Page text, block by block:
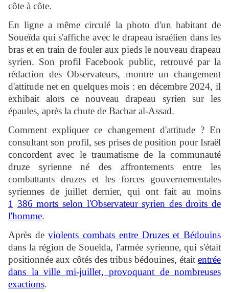
côte à côte.
En ligne a même circulé la photo d'un habitant de
Soueïda qui s'affiche avec le drapeau israélien dans les
bras et en train de fouler aux pieds le nouveau drapeau
syrien. Son profil Facebook public, retrouvé par la
rédaction des Observateurs, montre un changement
d'attitude net en quelques mois : en décembre 2024, il
exhibait alors ce nouveau drapeau syrien sur les
épaules, après la chute de Bachar al-Assad.
Comment expliquer ce changement d'attitude ? En
consultant son profil, ses prises de position pour Israël
concordent avec le traumatisme de la communauté
druze syrienne né des affrontements entre les
combattants druzes et les forces gouvernementales
syriennes de juillet dernier, qui ont fait au moins
1
386 morts selon l'Observateur syrien des droits de
l'homme.
Après deviolents combats entre Druzes et Bédouins
dans la région de Soueïda, l'armée syrienne, qui s'était
positionnée aux côtés des tribus bédouines, était entrée
dans la ville mi-juillet, provoquant de nombreuses
exactions.